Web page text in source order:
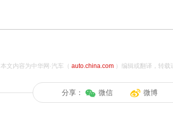
本文内容为中华网·汽车（ auto.china.com）编辑或翻译，转载
分享： 微信 微博